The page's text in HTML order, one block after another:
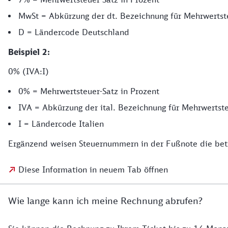
MwSt = Abkürzung der dt. Bezeichnung für
D = Ländercode Deutschland
Beispiel 2:
0% (IVA:I)
0% = Mehrwertsteuer-Satz in Prozent
IVA = Abkürzung der ital. Bezeichnung für
I = Ländercode Italien
Ergänzend weisen Steuernummern in der Fußnote die
Diese Information in neuem Tab öffnen
Wie lange kann ich meine Rechnung abrufen?